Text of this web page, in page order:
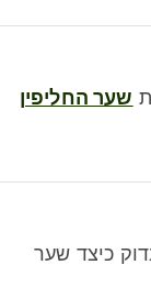
שער החליפין
כיצד שער